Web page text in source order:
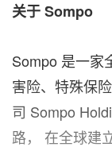
关于Sompo
Sompo 是一家
害险、特殊保
司 Sompo
路， 在全球建